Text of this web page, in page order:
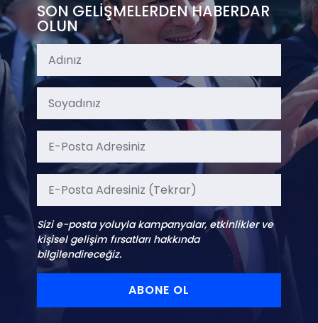
SON GELİŞMELERDEN HABERDAR
OLUN
Sizi e-posta yoluyla kampanyalar, etkinlikler ve
kişisel gelişim fırsatları hakkında
bilgilendireceğiz.
ABONE OL